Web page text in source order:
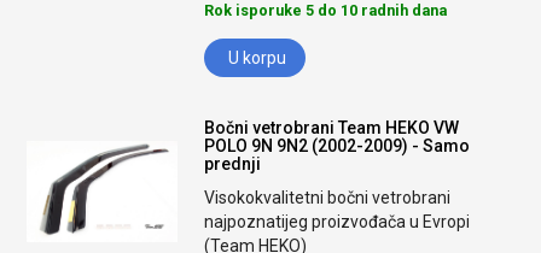
Rok isporuke 5 do 10 radnih dana
U korpu
Bočni vetrobrani Team HEKO VW
POLO 9N 9N2 (2002-2009) - Samo
prednji
Visokokvalitetni bočni vetrobrani
najpoznatijeg proizvođača u Evropi
(Team HEKO)